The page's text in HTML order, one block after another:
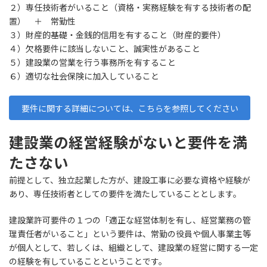
２）専任技術者がいること（資格・実務経験を有する技術者の配
置） ＋ 常勤性
３）財産的基礎・金銭的信用を有すること（財産的要件）
４）欠格要件に該当しないこと、誠実性があること
５）建設業の営業を行う事務所を有すること
６）適切な社会保険に加入していること
要件に関する詳細については、こちらを参照してください
建設業の経営経験がないと要件を満
たさない
前提として、独立起業した方が、建設工事に必要な資格や経験が
あり、専任技術者としての要件を満たしていることとします。
建設業許可要件の１つの「適正な経営体制を有し、経営業務の管
理責任者がいること」という要件は、常勤の役員や個人事業主等
が個人として、若しくは、組織として、建設業の経営に関する一定
の経験を有していることということです。